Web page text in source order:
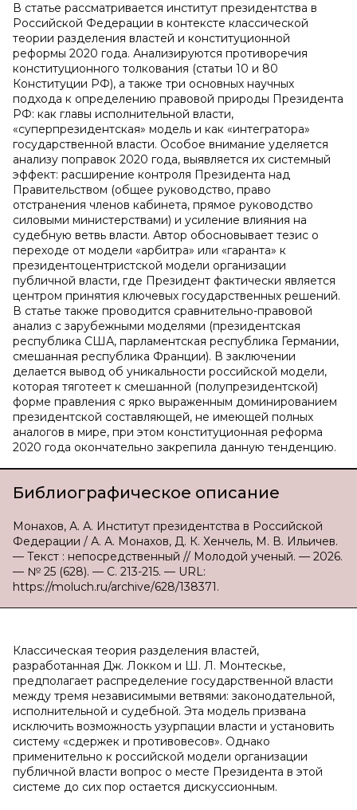
В статье рассматривается институт президентства в
Российской Федерации в контексте классической
теории разделения властей и конституционной
реформы 2020 года. Анализируются противоречия
конституционного толкования (статьи 10 и 80
Конституции РФ), а также три основных научных
подхода к определению правовой природы Президента
РФ: как главы исполнительной власти,
«суперпрезидентская» модель и как «интегратора»
государственной власти. Особое внимание уделяется
анализу поправок 2020 года, выявляется их системный
эффект: расширение контроля Президента над
Правительством (общее руководство, право
отстранения членов кабинета, прямое руководство
силовыми министерствами) и усиление влияния на
судебную ветвь власти. Автор обосновывает тезис о
переходе от модели «арбитра» или «гаранта» к
президентоцентристской модели организации
публичной власти, где Президент фактически является
центром принятия ключевых государственных решений.
В статье также проводится сравнительно-правовой
анализ с зарубежными моделями (президентская
республика США, парламентская республика Германии,
смешанная республика Франции). В заключении
делается вывод об уникальности российской модели,
которая тяготеет к смешанной (полупрезидентской)
форме правления с ярко выраженным доминированием
президентской составляющей, не имеющей полных
аналогов в мире, при этом конституционная реформа
2020 года окончательно закрепила данную тенденцию.
Библиографическое описание
Монахов, А. А. Институт президентства в Российской
Федерации / А. А. Монахов, Д. К. Хенчель, М. В. Ильичев.
— Текст : непосредственный // Молодой ученый. — 2026.
— № 25 (628). — С. 213-215. — URL:
https://moluch.ru/archive/628/138371.
Классическая теория разделения властей,
разработанная Дж. Локком и Ш. Л. Монтескье,
предполагает распределение государственной власти
между тремя независимыми ветвями: законодательной,
исполнительной и судебной. Эта модель призвана
исключить возможность узурпации власти и установить
систему «сдержек и противовесов». Однако
применительно к российской модели организации
публичной власти вопрос о месте Президента в этой
системе до сих пор остается дискуссионным.